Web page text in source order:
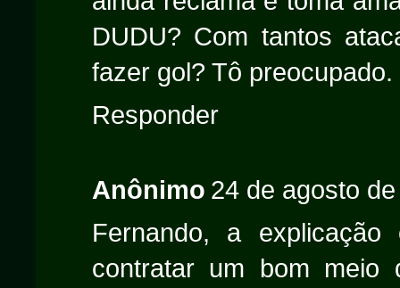
DUDU? Com tantos
fazer gol? Tô
Responder
Anônimo 24 de agosto
Fernando, a
contratar um bom meio